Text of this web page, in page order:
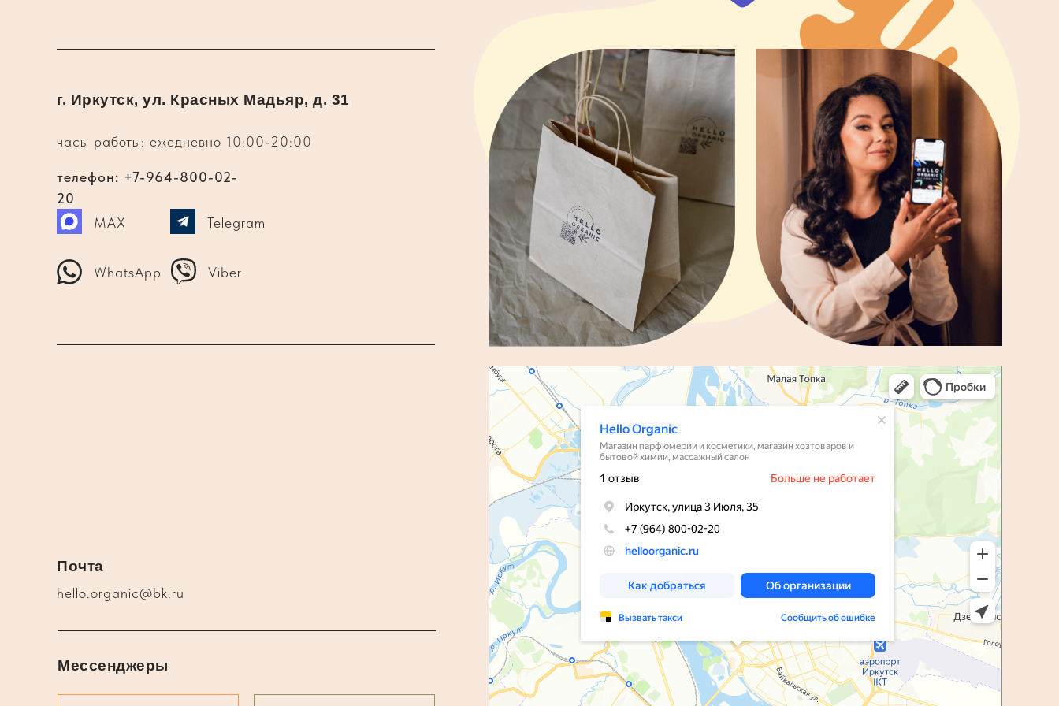
часы работы: ежедневно 10:00-20:00
г. Иркутск, ул. Красных Мадьяр, д. 31
WhatsApp Viber
Telegram
MAX
hello.organic@bk.ru
Почта
Мессенджеры
телефон: +7-964-800-02-
20